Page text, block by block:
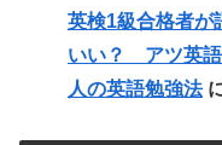
英検1級合格者
いい？ アツ英
人の英語勉強法